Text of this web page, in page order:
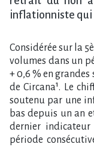
inflationniste qui
Considérée sur la
volumes dans un
+ 0,6 % en grandes
de Circana¹. Le
soutenu par une
bas depuis un an
dernier indicateur
période